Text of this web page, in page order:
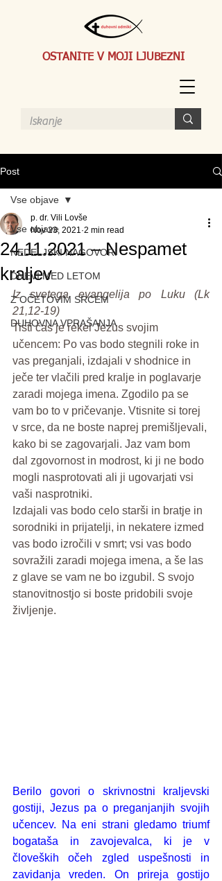
OSTANITE V MOJI LJUBEZNI
Post
Vse objave
NEDELJSKI NAGOVORI
DNEVI MED LETOM
Z OČETOVIM SRCEM
DUHOVNA VPRAŠANJA
Vse objave
24.11.2021 – Nespamet
kraljev
p. dr. Vili Lovše
Nov 23, 2021 2 min read
Iz svetega evangelija po Luku (Lk
21,12-19)
Tisti čas je rekel Jezus svojim
učencem: Po vas bodo stegnili roke in
vas preganjali, izdajali v shodnice in
ječe ter vlačili pred kralje in poglavarje
zaradi mojega imena. Zgodilo pa se
vam bo to v pričevanje. Vtisnite si torej
v srce, da ne boste naprej premišljevali,
kako bi se zagovarjali. Jaz vam bom
dal zgovornost in modrost, ki ji ne bodo
mogli nasprotovati ali ji ugovarjati vsi
vaši nasprotniki.
Izdajali vas bodo celo starši in bratje in
sorodniki in prijatelji, in nekatere izmed
vas bodo izročili v smrt; vsi vas bodo
sovražili zaradi mojega imena, a še las
z glave se vam ne bo izgubil. S svojo
stanovitnostjo si boste pridobili svoje
življenje.
Berilo govori o skrivnostni kraljevski
gostiji, Jezus pa o preganjanjih svojih
učencev. Na eni strani gledamo triumf
bogataša in zavojevalca, ki je v
človeških očeh zgled uspešnosti in
zavidanja vreden. On prireja gostijo